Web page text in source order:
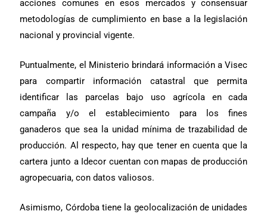
acciones comunes en esos mercados y consensuar
metodologías de cumplimiento en base a la legislación
nacional y provincial vigente.
Puntualmente, el Ministerio brindará información a Visec
para compartir información catastral que permita
identificar las parcelas bajo uso agrícola en cada
campaña y/o el establecimiento para los fines
ganaderos que sea la unidad mínima de trazabilidad de
producción. Al respecto, hay que tener en cuenta que la
cartera junto a Idecor cuentan con mapas de producción
agropecuaria, con datos valiosos.
Asimismo, Córdoba tiene la geolocalización de unidades